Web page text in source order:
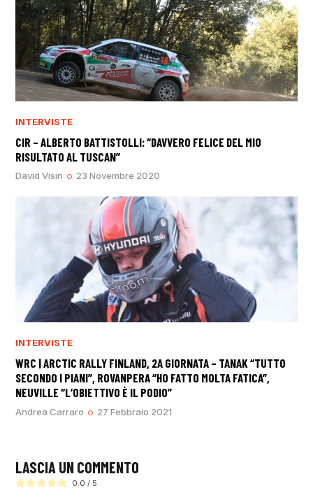
INTERVISTE
CIR – ALBERTO BATTISTOLLI: “DAVVERO FELICE DEL MIO
RISULTATO AL TUSCAN”
David Visin 23 Novembre 2020
INTERVISTE
WRC | ARCTIC RALLY FINLAND, 2A GIORNATA – TANAK “TUTTO
SECONDO I PIANI”, ROVANPERA “HO FATTO MOLTA FATICA”,
NEUVILLE “L’OBIETTIVO È IL PODIO”
Andrea Carraro 27 Febbraio 2021
LASCIA UN COMMENTO
0.0 / 5